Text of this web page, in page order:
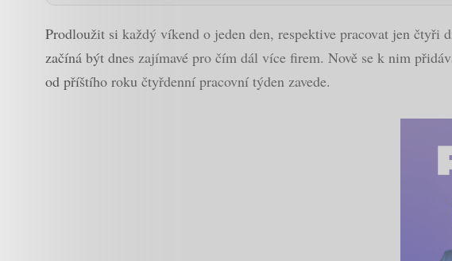
Prodloužit si každý víkend o jeden den, respektive pracovat jen čtyři
začíná být dnes zajímavé pro čím dál více firem. Nově se k nim
od příštího roku čtyřdenní pracovní týden zavede.